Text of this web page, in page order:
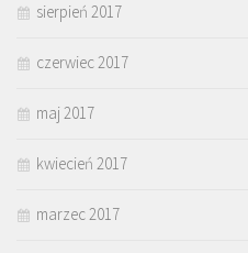
sierpień 2017
czerwiec 2017
maj 2017
kwiecień 2017
marzec 2017